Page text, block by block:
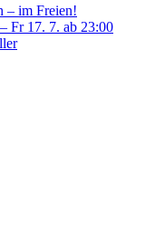
– im Freien!
Fr 17. 7. ab 23:00